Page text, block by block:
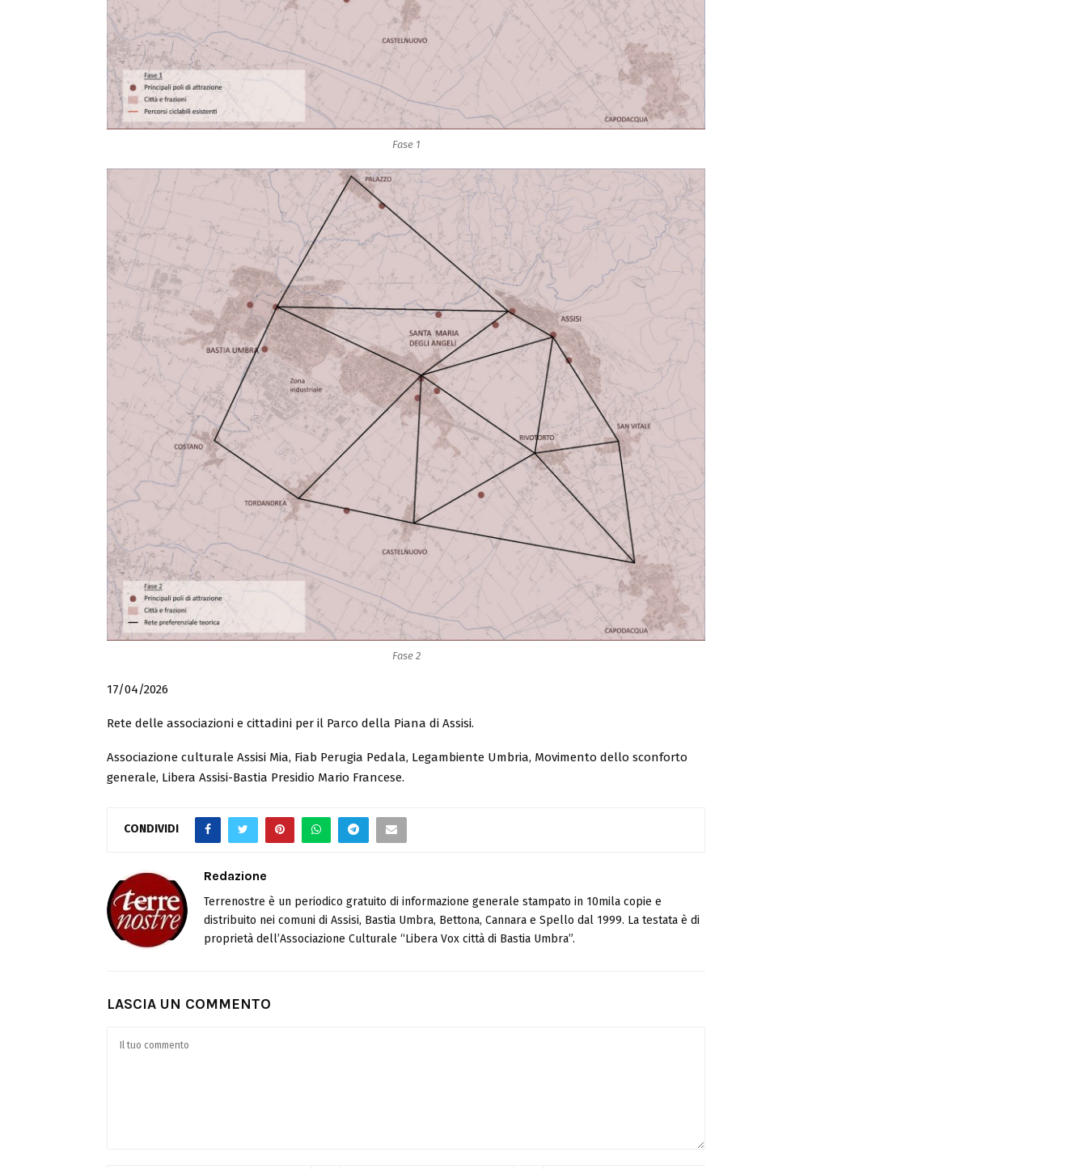
Fase 1
Fase 2
17/04/2026
Rete delle associazioni e cittadini per il Parco della Piana di Assisi.
Associazione culturale Assisi Mia, Fiab Perugia Pedala, Legambiente Umbria, Movimento dello sconforto
generale, Libera Assisi-Bastia Presidio Mario Francese.
CONDIVIDI
Redazione
Terrenostre è un periodico gratuito di informazione generale stampato in 10mila copie e
distribuito nei comuni di Assisi, Bastia Umbra, Bettona, Cannara e Spello dal 1999. La testata è di
proprietà dell’Associazione Culturale “Libera Vox città di Bastia Umbra”.
LASCIA UN COMMENTO